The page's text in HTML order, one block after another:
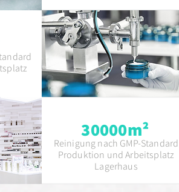
30000m²
Reinigung nach GMP-Standard
Produktion und Arbeitsplatz
Lagerhaus